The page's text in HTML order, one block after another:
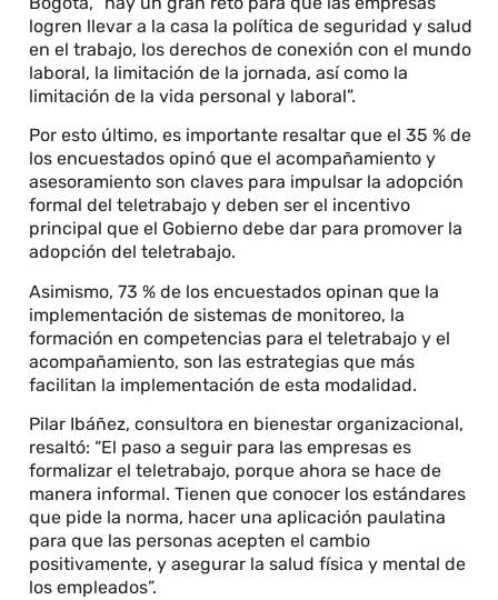
logren llevar a la casa la política de seguridad y salud
en el trabajo, los derechos de conexión con el mundo
laboral, la limitación de la jornada, así como la
limitación de la vida personal y laboral”.
Por esto último, es importante resaltar que el 35 % de
los encuestados opinó que el acompañamiento y
asesoramiento son claves para impulsar la adopción
formal del teletrabajo y deben ser el incentivo
principal que el Gobierno debe dar para promover la
adopción del teletrabajo.
Asimismo, 73 % de los encuestados opinan que la
implementación de sistemas de monitoreo, la
formación en competencias para el teletrabajo y el
acompañamiento, son las estrategias que más
facilitan la implementación de esta modalidad.
Pilar Ibáñez, consultora en bienestar organizacional,
resaltó: “El paso a seguir para las empresas es
formalizar el teletrabajo, porque ahora se hace de
manera informal. Tienen que conocer los estándares
que pide la norma, hacer una aplicación paulatina
para que las personas acepten el cambio
positivamente, y asegurar la salud física y mental de
los empleados”.